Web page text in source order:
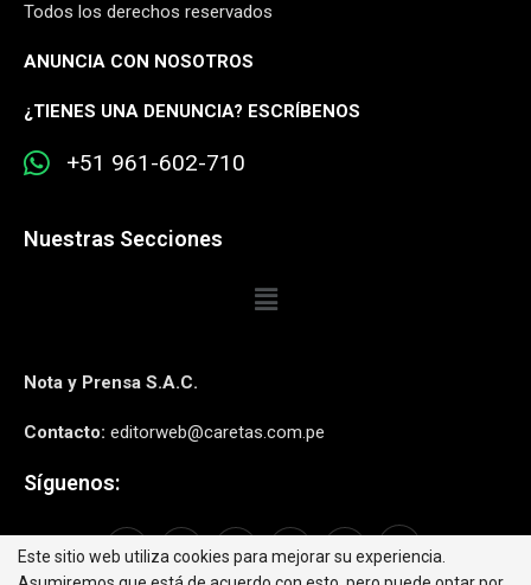
Todos los derechos reservados
ANUNCIA CON NOSOTROS
¿TIENES UNA DENUNCIA? ESCRÍBENOS
+51 961-602-710
Nuestras Secciones
Nota y Prensa S.A.C.
Contacto: editorweb@caretas.com.pe
Síguenos:
Este sitio web utiliza cookies para mejorar su experiencia.